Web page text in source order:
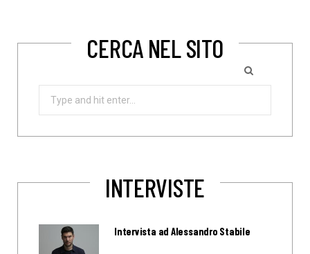
CERCA NEL SITO
Search
INTERVISTE
Intervista ad Alessandro Stabile